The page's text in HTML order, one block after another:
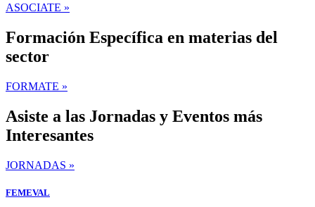
ASOCIATE »
Formación Específica en materias del
sector
FORMATE »
Asiste a las Jornadas y Eventos más
Interesantes
JORNADAS »
FEMEVAL